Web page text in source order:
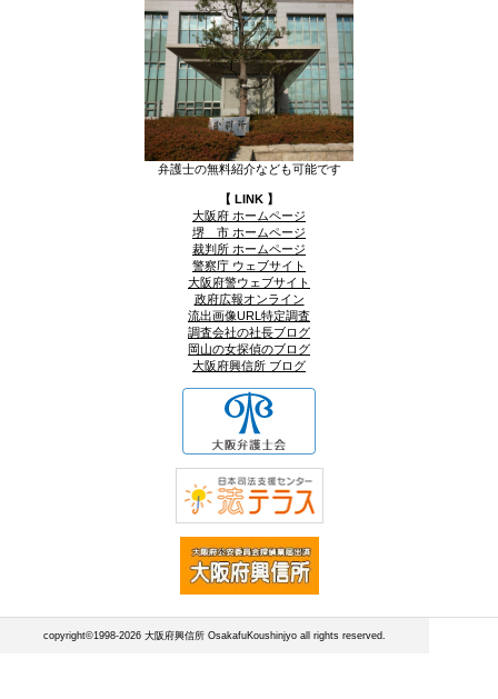
弁護士の無料紹介なども可能です
【 LINK 】
大阪府 ホームページ
堺 市 ホームページ
裁判所 ホームページ
警察庁 ウェブサイト
大阪府警ウェブサイト
政府広報オンライン
流出画像URL特定調査
調査会社の社長ブログ
岡山の女探偵のブログ
大阪府興信所 ブログ
copyright©1998-2026 大阪府興信所 OsakafuKoushinjyo all rights reserved.